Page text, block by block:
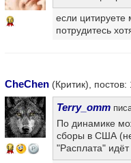
10
если цитируете
потрудитесь
CheChen (Критик), постов:
14
Terry_omm
По динамике
сборы в США
"Расплата" идёт